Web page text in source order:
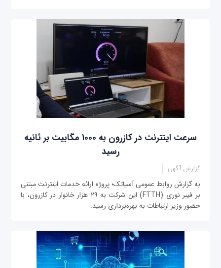
سرعت اینترنت در کازرون به ۱۰۰۰ مگابیت بر ثانیه
رسید
گزارش آگهی
به گزارش روابط عمومی آسیاتک؛ پروژه ارائه خدمات اینترنت مبتنی
بر فیبر نوری (FTTH) این شرکت به ۲۹ هزار خانوار در کازرون، با
حضور وزیر ارتباطات به بهره‌برداری رسید.